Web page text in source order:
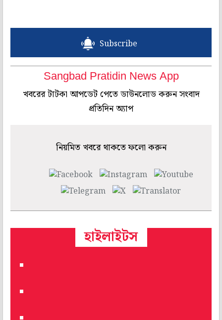
Subscribe
Sangbad Pratidin News App
খবরের টাটকা আপডেট পেতে ডাউনলোড করুন সংবাদ
প্রতিদিন অ্যাপ
নিয়মিত খবরে থাকতে ফলো করুন
হাইলাইটস